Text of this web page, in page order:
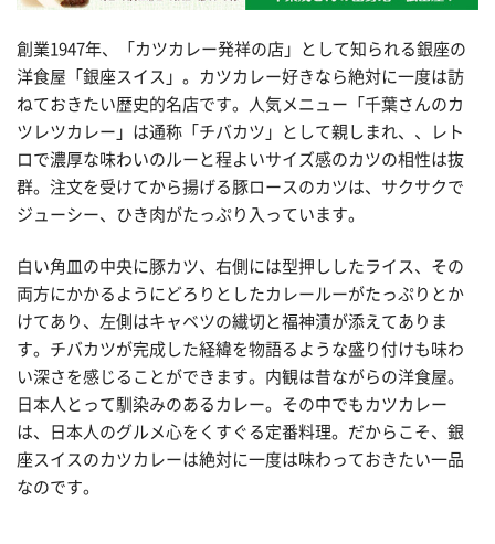
創業1947年、「カツカレー発祥の店」として知られる銀座の
洋食屋「銀座スイス」。カツカレー好きなら絶対に一度は訪
ねておきたい歴史的名店です。人気メニュー「千葉さんのカ
ツレツカレー」は通称「チバカツ」として親しまれ、、レト
ロで濃厚な味わいのルーと程よいサイズ感のカツの相性は抜
群。注文を受けてから揚げる豚ロースのカツは、サクサクで
ジューシー、ひき肉がたっぷり入っています。
白い角皿の中央に豚カツ、右側には型押ししたライス、その
両方にかかるようにどろりとしたカレールーがたっぷりとか
けてあり、左側はキャベツの繊切と福神漬が添えてありま
す。チバカツが完成した経緯を物語るような盛り付けも味わ
い深さを感じることができます。内観は昔ながらの洋食屋。
日本人とって馴染みのあるカレー。その中でもカツカレー
は、日本人のグルメ心をくすぐる定番料理。だからこそ、銀
座スイスのカツカレーは絶対に一度は味わっておきたい一品
なのです。